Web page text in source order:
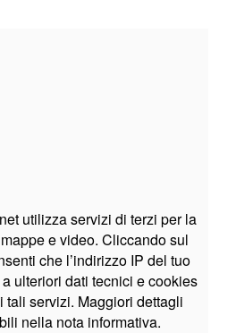
utilizza servizi di terzi per la
e video. Cliccando sul
che l’indirizzo IP del tuo
ulteriori dati tecnici e cookies
tali servizi. Maggiori dettagli
nella nota informativa.